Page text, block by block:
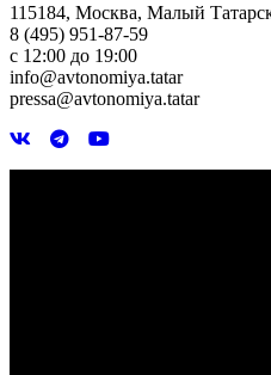
115184, Москва, Малый
8 (495) 951-87-59
с 12:00 до 19:00
info@avtonomiya.tatar
pressa@avtonomiya.tatar